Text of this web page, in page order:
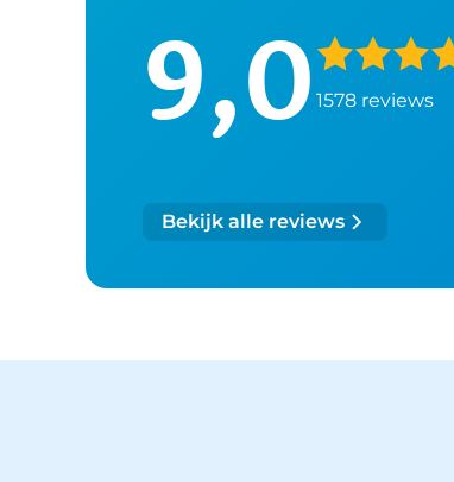
9,0 1578 reviews
Bekijk alle reviews